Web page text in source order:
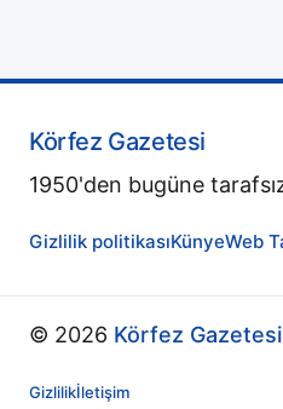
Körfez Gazetesi
1950'den bugüne
Gizlilik politikasıKünyeWeb
© 2026 Körfez Gazetesi
Gizlilikİletişim